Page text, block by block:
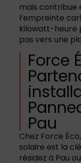
mais contribue
l’empreinte
kilowatt-heure
pas vers une
Force
Pau
Chez Force
solaire est la
résidez à Pau